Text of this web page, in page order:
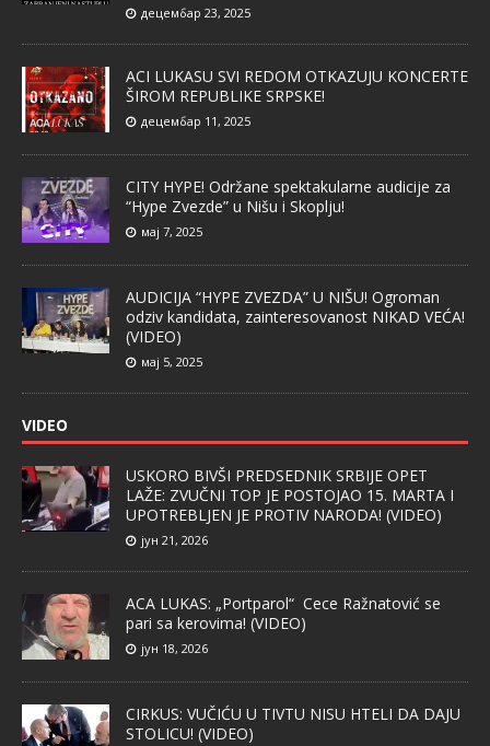
децембар 23, 2025
ACI LUKASU SVI REDOM OTKAZUJU KONCERTE
ŠIROM REPUBLIKE SRPSKE!
децембар 11, 2025
CITY HYPE! Održane spektakularne audicije za
“Hype Zvezde” u Nišu i Skoplju!
мај 7, 2025
AUDICIJA “HYPE ZVEZDA” U NIŠU! Ogroman
odziv kandidata, zainteresovanost NIKAD VEĆA!
(VIDEO)
мај 5, 2025
VIDEO
USKORO BIVŠI PREDSEDNIK SRBIJE OPET
LAŽE: ZVUČNI TOP JE POSTOJAO 15. MARTA I
UPOTREBLJEN JE PROTIV NARODA! (VIDEO)
јун 21, 2026
ACA LUKAS: „Portparol“ Cece Ražnatović se
pari sa kerovima! (VIDEO)
јун 18, 2026
CIRKUS: VUČIĆU U TIVTU NISU HTELI DA DAJU
STOLICU! (VIDEO)